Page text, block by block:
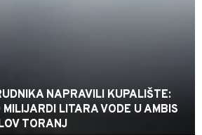
NAPRAVILI KUPALIŠTE:
LITARA VODE U AMBIS
TORANJ